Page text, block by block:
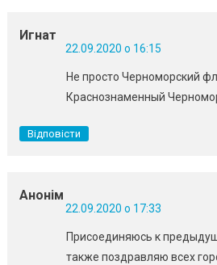
Игнат
22.09.2020 о 16:15
Не просто Черноморский
Краснознаменный
Відповісти
Анонім
22.09.2020 о 17:33
Присоединяюсь к
также поздравляю всех